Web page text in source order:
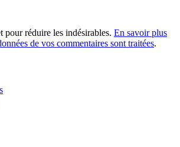
pour réduire les indésirables. En savoir plus
de vos commentaires sont traitées.